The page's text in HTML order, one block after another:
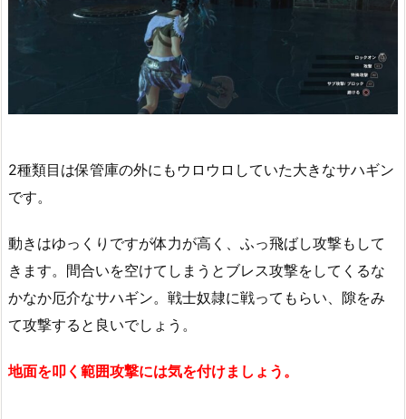
2種類目は保管庫の外にもウロウロしていた大きなサハギン
です。
動きはゆっくりですが体力が高く、ふっ飛ばし攻撃もして
きます。間合いを空けてしまうとブレス攻撃をしてくるな
かなか厄介なサハギン。戦士奴隷に戦ってもらい、隙をみ
て攻撃すると良いでしょう。
地面を叩く範囲攻撃には気を付けましょう。